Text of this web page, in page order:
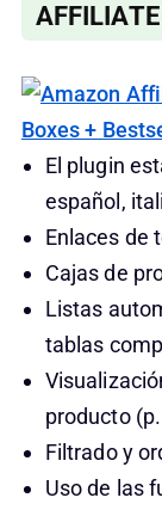
El plugin
español,
Enlaces de
Cajas de
Listas
tablas
producto
Filtrado y
Uso de las